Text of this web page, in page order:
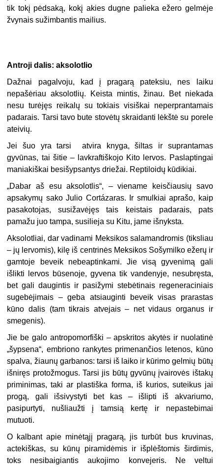
tik tokį pėdsaką, kokį akies dugne palieka ežero gelmėje
žvynais sužimbantis mailius.
Antroji dalis: aksolotlio
Dažnai pagalvoju, kad į pragarą pateksiu, nes laiku
nepašėriau aksolotlių. Keista mintis, žinau. Bet niekada
nesu turėjęs reikalų su tokiais visiškai neperprantamais
padarais. Tarsi tavo bute stovėtų skraidanti lėkštė su porele
ateivių.
Jei šuo yra tarsi atvira knyga, šiltas ir suprantamas
gyvūnas, tai šitie – lavkraftiškojo Kito lervos. Paslaptingai
maniakiškai besišypsantys driežai. Reptiloidų kūdikiai.
„Dabar aš esu aksolotlis“, – viename keisčiausių savo
apsakymų sako Julio Cortázaras. Ir smulkiai aprašo, kaip
pasakotojas, susižavėjęs tais keistais padarais, pats
pamažu juo tampa, susilieja su Kitu, jame išnyksta.
Aksolotliai, dar vadinami Meksikos salamandromis (tiksliau
– jų lervomis), kilę iš centrinės Meksikos Sošymilko ežerų ir
gamtoje beveik nebeaptinkami. Jie visą gyvenimą gali
išlikti lervos būsenoje, gyvena tik vandenyje, nesubręsta,
bet gali daugintis ir pasižymi stebėtinais regeneraciniais
sugebėjimais – geba atsiauginti beveik visas prarastas
kūno dalis (tam tikrais atvejais – net vidaus organus ir
smegenis).
Jie be galo antropomorfiški – apskritos akytės ir nuolatinė
„šypsena“, embriono rankytes primenančios letenos, kūno
spalva, žiaunų garbanos: tarsi iš laiko ir kūrimo gelmių būtų
išniręs protožmogus. Tarsi jis būtų gyvūnų įvairovės ištakų
priminimas, taki ar plastiška forma, iš kurios, suteikus jai
progą, gali išsivystyti bet kas – išlipti iš akvariumo,
pasipurtyti, nušliaužti į tamsią kertę ir nepastebimai
mutuoti.
O kalbant apie minėtąjį pragarą, jis turbūt bus kruvinas,
actekiškas, su kūnų piramidėmis ir išplėštomis širdimis,
toks nesibaigiantis aukojimo konvejeris. Ne veltui